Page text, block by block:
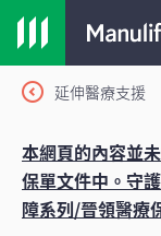
延伸醫療支援
本網頁的內容並
保單文件中。守
障系列/晉領醫療